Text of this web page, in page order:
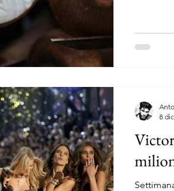
8